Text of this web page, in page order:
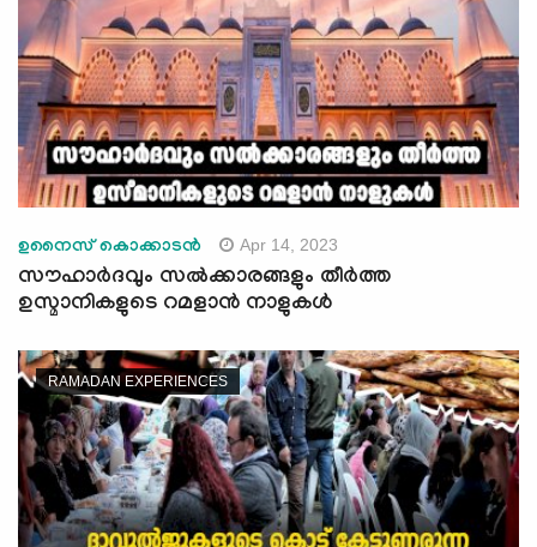
ഉനൈസ് കൊക്കാടന്‍ Apr 14, 2023
സൗഹാർദവും സൽക്കാരങ്ങളും തീർത്ത
ഉസ്മാനികളുടെ റമളാൻ നാളുകൾ
RAMADAN EXPERIENCES